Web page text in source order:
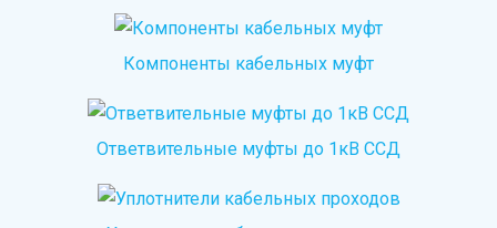
Компоненты кабельных муфт
Ответвительные муфты до 1кВ ССД